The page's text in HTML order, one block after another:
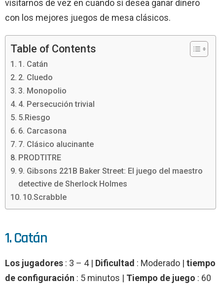
visitarnos de vez en cuando si desea ganar dinero
con los mejores juegos de mesa clásicos.
Table of Contents
1. Catán
2. Cluedo
3. Monopolio
4. Persecución trivial
5.Riesgo
6. Carcasona
7. Clásico alucinante
PRODTITRE
9. Gibsons 221B Baker Street: El juego del maestro
detective de Sherlock Holmes
10.Scrabble
1. Catán
Los jugadores : 3 – 4 | Dificultad : Moderado | tiempo
de configuración : 5 minutos | Tiempo de juego : 60